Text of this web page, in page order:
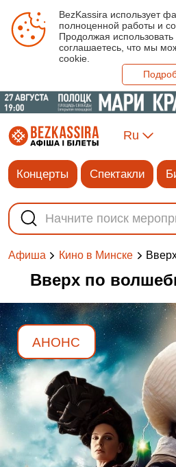
BezKassira использует
полноценной работы и
Продолжая
соглашаетесь, что мы
cookie.
Ru
Концерты Спектакли
Афиша Кино в Минске
Вверх по
АНОНС